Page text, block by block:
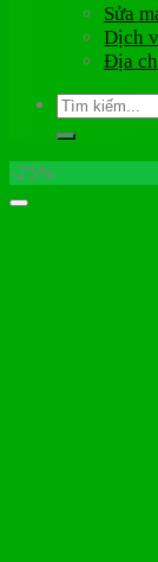
Sửa
Dịch
Địa
Tìm
-25%